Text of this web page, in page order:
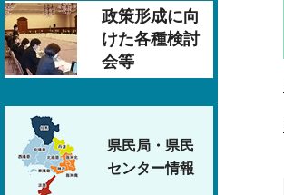
政策形成に向
けた各種検討
会等
県民局・県民
センター情報